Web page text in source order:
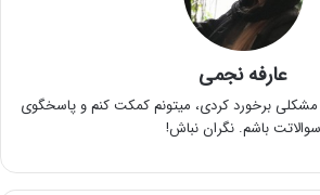
عارفه نجمی
برخورد کردی، میتونم کمکت کنم و پاسخگوی
سوالاتت باشم. نگران نباش!